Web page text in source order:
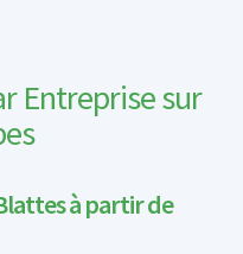
Entreprise sur
à partir de